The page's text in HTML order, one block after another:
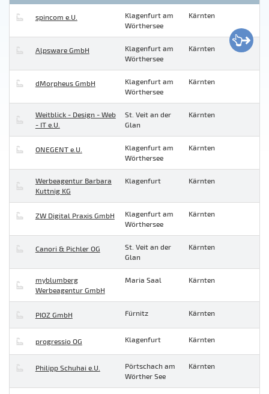
spincom e.U.
Klagenfurt am
Wörthersee
Kärnten
Alpsware GmbH
Klagenfurt am
Wörthersee
Kärnten
dMorpheus GmbH
Klagenfurt am
Wörthersee
Kärnten
Weitblick - Design - Web
- IT e.U.
St. Veit an der
Glan
Kärnten
ONEGENT e.U.
Klagenfurt am
Wörthersee
Kärnten
Werbeagentur Barbara
Kuttnig KG
Klagenfurt Kärnten
ZW Digital Praxis GmbH
Klagenfurt am
Wörthersee
Kärnten
Canori & Pichler OG
St. Veit an der
Glan
Kärnten
myblumberg
Werbeagentur GmbH
Maria Saal Kärnten
PIOZ GmbH Fürnitz Kärnten
progressio OG Klagenfurt Kärnten
Philipp Schuhai e.U.
Pörtschach am
Wörther See
Kärnten